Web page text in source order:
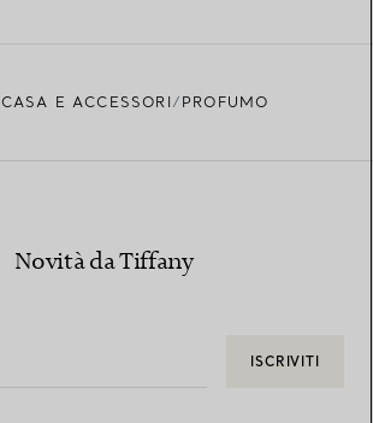
CASA E ACCESSORI PROFUMO
Novità da Tiffany
ISCRIVITI